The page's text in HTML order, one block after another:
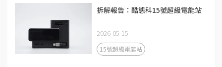
拆解報告：酷態科15號超級電能站
2026-05-15
15號超級電能站